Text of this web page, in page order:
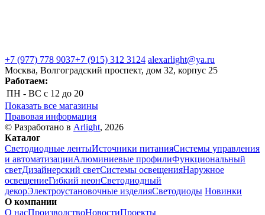
+7 (977) 778 9037+7 (915) 312 3124 alexarlight@ya.ru
Москва, Волгоградский проспект, дом 32, корпус 25
Работаем:
ПН - ВС с 12 до 20
Показать все магазины
Правовая информация
© Разработано в Arlight, 2026
Каталог
Светодиодные лентыИсточники питанияСистемы управления
и автоматизацииАлюминиевые профилиФункциональный
светДизайнерский светСистемы освещенияНаружное
освещениеГибкий неонСветодиодный
декорЭлектроустановочные изделияСветодиоды Новинки
О компании
О насПроизводствоНовостиПроекты